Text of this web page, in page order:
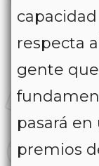
respecta
gente
pasará
premios